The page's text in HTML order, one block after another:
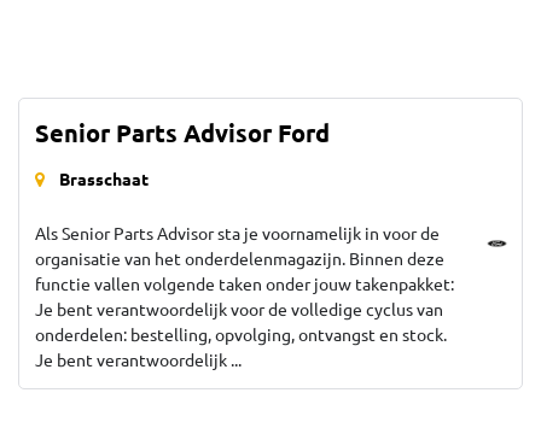
Senior Parts Advisor Ford
Brasschaat
Als Senior Parts Advisor sta je voornamelijk in voor de
organisatie van het onderdelenmagazijn. Binnen deze
functie vallen volgende taken onder jouw takenpakket:
Je bent verantwoordelijk voor de volledige cyclus van
onderdelen: bestelling, opvolging, ontvangst en stock.
Je bent verantwoordelijk ...